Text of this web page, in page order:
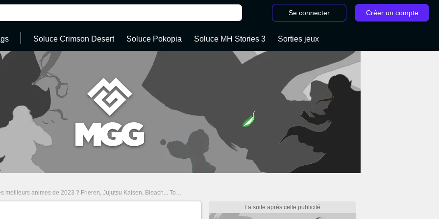
Se connecter Créer un compte
Soluce Crimson Desert Soluce Pokopia Soluce MH Stories 3 Sorties jeux
animes de 2023 ? Frieren, Jujutsu Kaisen, Bleach... Toutes les séries à regarder pendant les fêtes !